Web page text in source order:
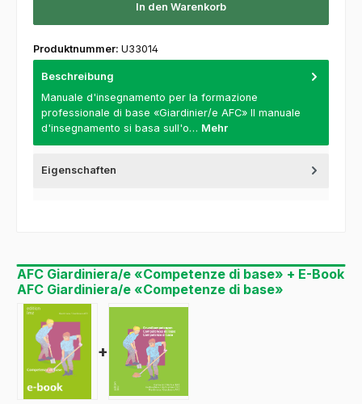
In den Warenkorb
Produktnummer: U33014
Beschreibung
Manuale d'insegnamento per la formazione
professionale di base «Giardinier/e AFC» Il manuale
d'insegnamento si basa sull'o… Mehr
Eigenschaften
AFC Giardiniera/e «Competenze di base» + E-Book
AFC Giardiniera/e «Competenze di base»
+